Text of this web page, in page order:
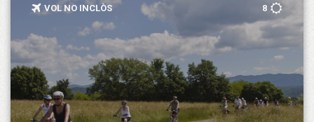
VOL NO INCLÒS 8